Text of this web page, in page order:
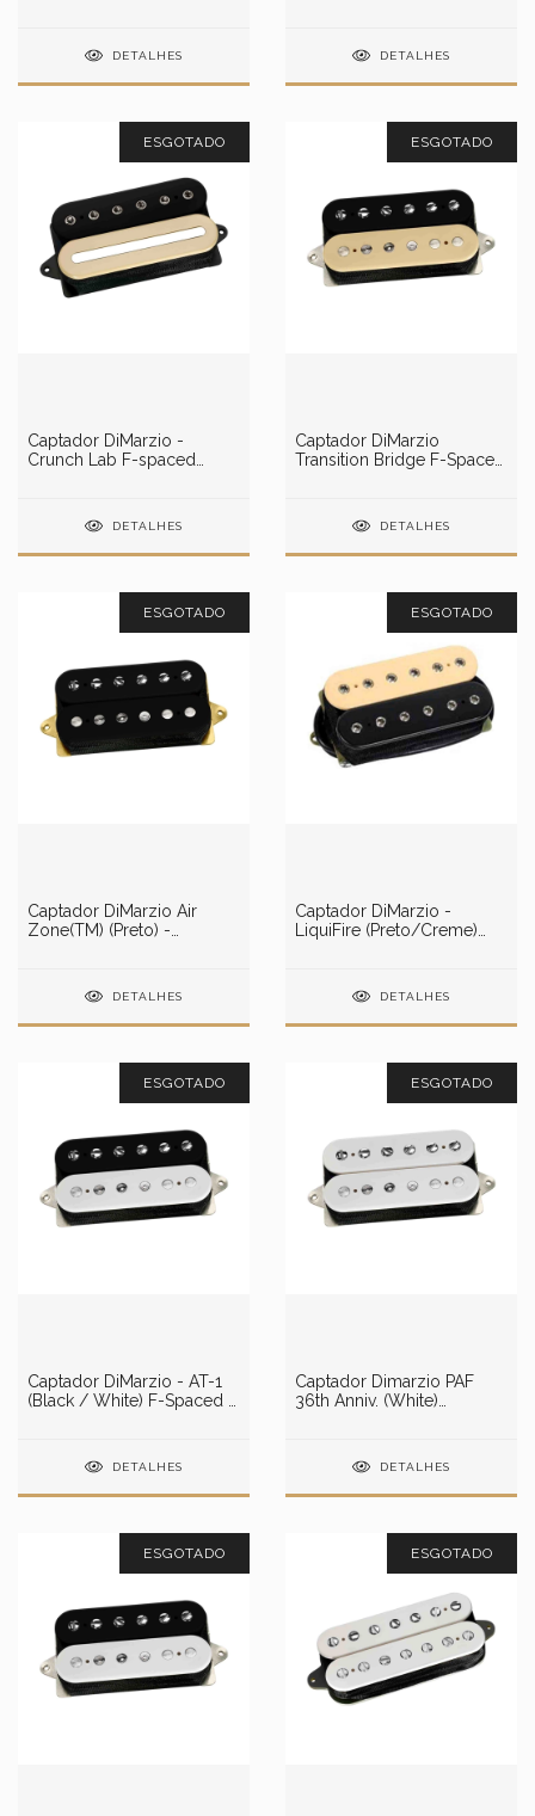
DETALHES DETALHES
ESGOTADO
Captador DiMarzio -
Crunch Lab F-spaced
DETALHES
ESGOTADO
Captador DiMarzio
Transition Bridge F-Spaced
DETALHES
ESGOTADO
Captador DiMarzio Air
Zone(TM) (Preto) -
DETALHES
ESGOTADO
Captador DiMarzio -
LiquiFire (Preto/Creme)
DETALHES
ESGOTADO
Captador DiMarzio - AT-1
(Black / White) F-Spaced -
DETALHES
ESGOTADO
Captador Dimarzio PAF
36th Anniv. (White)
DETALHES
ESGOTADO ESGOTADO